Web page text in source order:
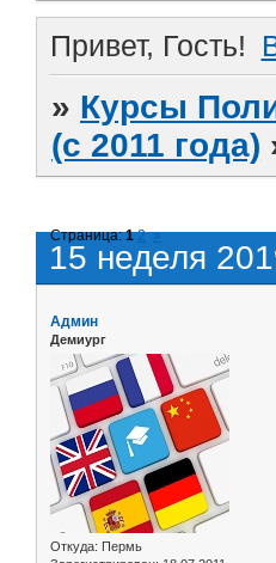
Привет, Гость!
» Курсы
(с 2011 года)
15 неделя
Страница:1 2 »
Админ
Демиург
Откуда: Пермь